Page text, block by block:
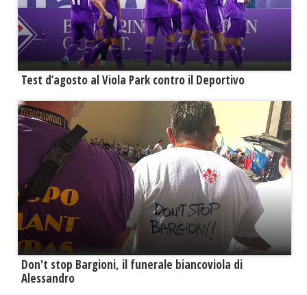
Test d’agosto al Viola Park contro il Deportivo
Don't stop Bargioni, il funerale biancoviola di
Alessandro